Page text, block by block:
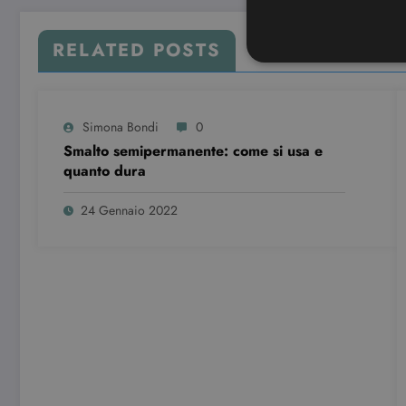
RELATED POSTS
Simona Bondi 0
Smalto semipermanente: come si usa e
quanto dura
24 Gennaio 2022
I cookie strettamente
web non può essere